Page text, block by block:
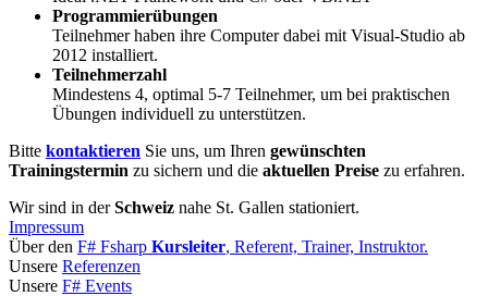
Programmierübungen
Teilnehmer haben ihre Computer dabei mit Visual-Studio ab
2012 installiert.
Teilnehmerzahl
Mindestens 4, optimal 5-7 Teilnehmer, um bei praktischen
Übungen individuell zu unterstützen.
Bitte kontaktieren Sie uns, um Ihren gewünschten
Trainingstermin zu sichern und die aktuellen Preise zu erfahren.
Wir sind in derSchweiz nahe St. Gallen stationiert.
Impressum
Über den F# Fsharp Kursleiter, Referent, Trainer, Instruktor.
Unsere Referenzen
Unsere F# Events